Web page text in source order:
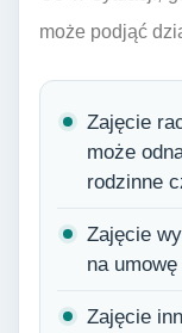
może podjąć
Zajęcie
może
rodzinne
Zajęcie
na
Zajęcie